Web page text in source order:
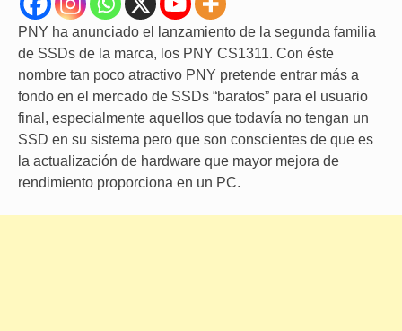
PNY ha anunciado el lanzamiento de la segunda familia
de SSDs de la marca, los PNY CS1311. Con éste
nombre tan poco atractivo PNY pretende entrar más a
fondo en el mercado de SSDs “baratos” para el usuario
final, especialmente aquellos que todavía no tengan un
SSD en su sistema pero que son conscientes de que es
la actualización de hardware que mayor mejora de
rendimiento proporciona en un PC.